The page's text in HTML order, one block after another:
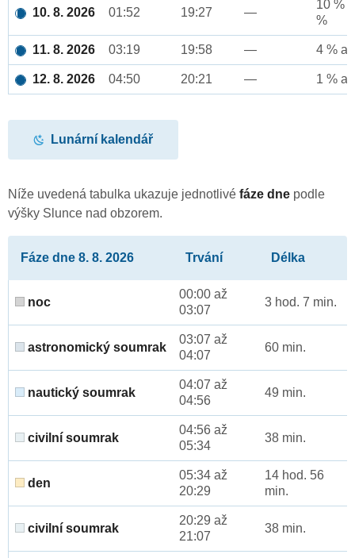
10. 8. 2026 01:52 19:27 —
10 %
%
11. 8. 2026 03:19 19:58 — 4 %
12. 8. 2026 04:50 20:21 — 1 %
Lunární kalendář
Níže uvedená tabulka ukazuje jednotlivé fáze dne podle
výšky Slunce nad obzorem.
Fáze dne 8. 8. 2026 Trvání Délka
noc
00:00 až
03:07
3 hod. 7 min.
astronomický soumrak
03:07 až
04:07
60 min.
nautický soumrak
04:07 až
04:56
49 min.
civilní soumrak
04:56 až
05:34
38 min.
den
05:34 až
20:29
14 hod. 56
min.
civilní soumrak
20:29 až
21:07
38 min.